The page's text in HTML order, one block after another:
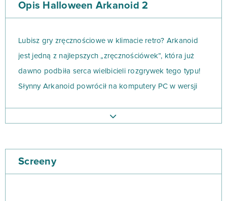
Opis Halloween Arkanoid 2
Lubisz gry zręcznościowe w klimacie retro? Arkanoid
jest jedną z najlepszych „zręcznościówek”, która już
dawno podbiła serca wielbicieli rozgrywek tego typu!
Słynny Arkanoid powrócił na komputery PC w wersji
gustu wszystkim fanom klimatów grozy. Gra pozwala na
trakcie 150 unikalnych poziomów i za pośrednictwem
wielu epickich funkcji. Każde 15 poziomów kończy się
Screeny